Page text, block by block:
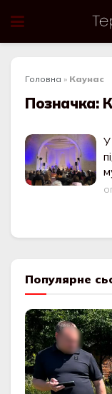
Головна » Каунас
Позначка:
У
Популярне